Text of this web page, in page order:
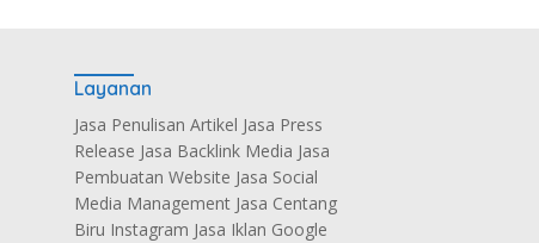
Layanan
Jasa Penulisan Artikel Jasa Press
Release Jasa Backlink Media Jasa
Pembuatan Website Jasa Social
Media Management Jasa Centang
Biru Instagram Jasa Iklan Google